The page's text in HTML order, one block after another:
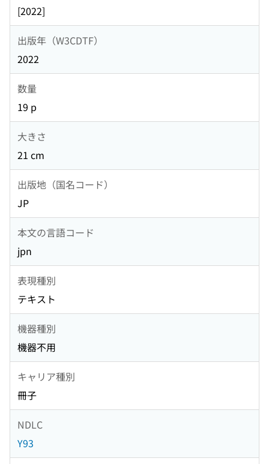
[2022]
出版年（W3CDTF）
2022
数量
19 p
大きさ
21 cm
出版地（国名コード）
JP
本文の言語コード
jpn
表現種別
テキスト
機器種別
機器不用
キャリア種別
冊子
NDLC
Y93